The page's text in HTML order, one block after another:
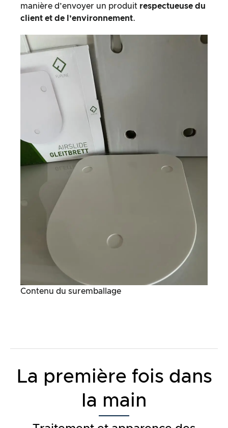
manière d’envoyer un produit respectueuse du
client et de l’environnement.
Contenu du suremballage
La première fois dans
la main